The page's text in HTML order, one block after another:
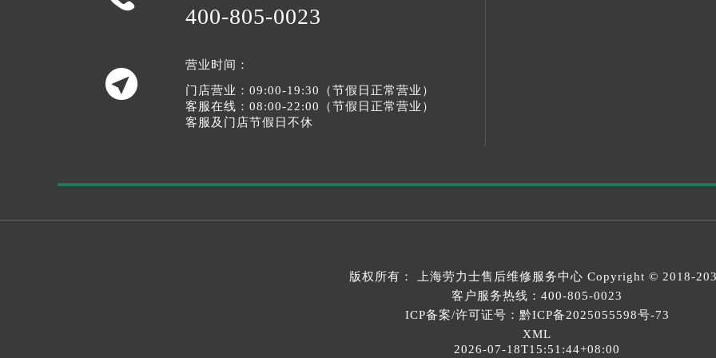
400-805-0023

营业时间：
门店营业：09:00-19:30（节假日正常营业）
客服在线：08:00-22:00（节假日正常营业）
客服及门店节假日不休
版权所有： 上海劳力士售后维修服务中心 Copyright © 2018-
客户服务热线： 400-805-0023
ICP备案/许可证号：黔ICP备2025055598号-73
XML
2026-07-18T15:51:44+08:00